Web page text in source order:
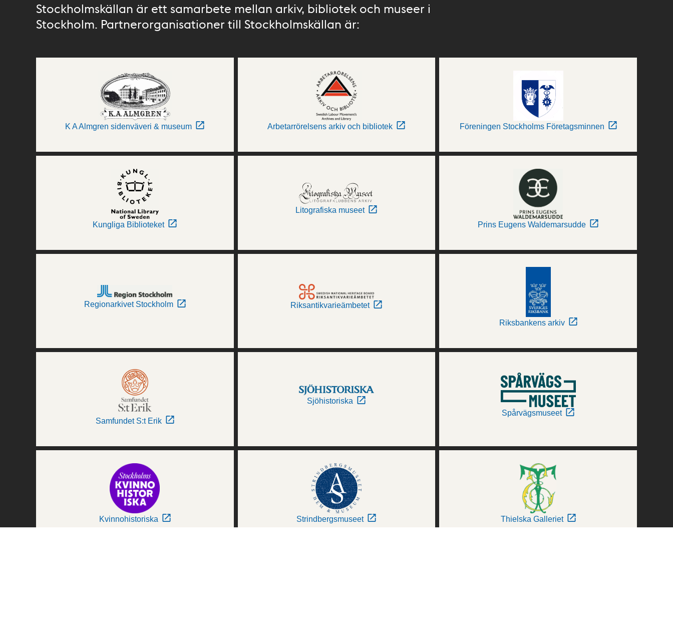
Stockholmskällan är ett samarbete mellan arkiv, bibliotek och museer i
Stockholm. Partnerorganisationer till Stockholmskällan är:
K A Almgren sidenväveri & museum Arbetarrörelsens arkiv och bibliotek Föreningen Stockholms Företagsminnen
Kungliga Biblioteket
Litografiska museet
Prins Eugens Waldemarsudde
Regionarkivet Stockholm Riksantikvarieämbetet
Riksbankens arkiv
Samfundet S:t Erik
Sjöhistoriska
Spårvägsmuseet
Kvinnohistoriska Strindbergsmuseet Thielska Galleriet